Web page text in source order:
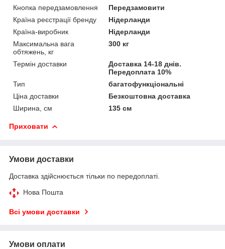
Кнопка передзамовлення
Передзамовити
Країна реєстрації бренду
Нідерланди
Країна-виробник
Нідерланди
Максимальна вага
обтяжень, кг
300 кг
Термін доставки
Доставка 14-18 днів.
Передоплата 10%
Тип
багатофункціональні
Ціна доставки
Безкоштовна доставка
Ширина, см
135 см
Приховати
Умови доставки
Доставка здійснюється тільки по передоплаті.
Нова Пошта
Всі умови доставки
Умови оплати